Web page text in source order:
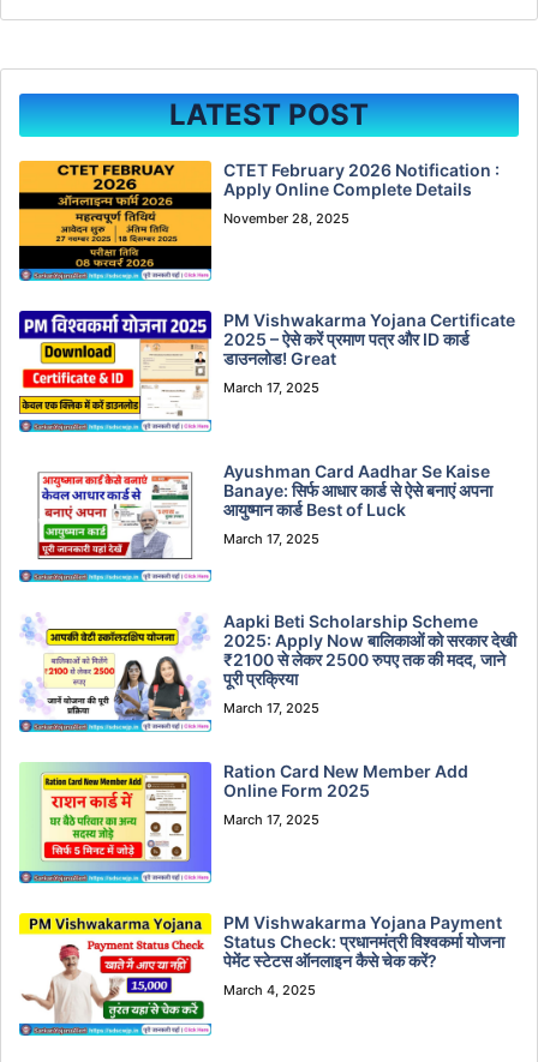
LATEST POST
CTET February 2026 Notification :
Apply Online Complete Details
November 28, 2025
PM Vishwakarma Yojana Certificate
2025 – ऐसे करें प्रमाण पत्र और ID कार्ड
डाउनलोड! Great
March 17, 2025
Ayushman Card Aadhar Se Kaise
Banaye: सिर्फ आधार कार्ड से ऐसे बनाएं अपना
आयुष्मान कार्ड Best of Luck
March 17, 2025
Aapki Beti Scholarship Scheme
2025: Apply Now बालिकाओं को सरकार देखी
₹2100 से लेकर 2500 रुपए तक की मदद, जाने
पूरी प्रक्रिया
March 17, 2025
Ration Card New Member Add
Online Form 2025
March 17, 2025
PM Vishwakarma Yojana Payment
Status Check: प्रधानमंत्री विश्वकर्मा योजना
पेमेंट स्टेटस ऑनलाइन कैसे चेक करें?
March 4, 2025